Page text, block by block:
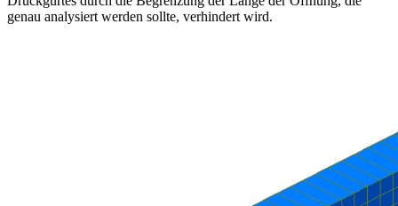
genau analysiert werden sollte, verhindert wird.